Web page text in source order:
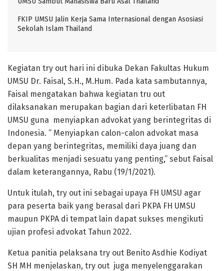
FKIP UMSU Jalin Kerja Sama Internasional dengan Asosiasi
Sekolah Islam Thailand
Kegiatan try out hari ini dibuka Dekan Fakultas Hukum
UMSU Dr. Faisal, S.H., M.Hum. Pada kata sambutannya,
Faisal mengatakan bahwa kegiatan tru out
dilaksanakan merupakan bagian dari keterlibatan FH
UMSU guna menyiapkan advokat yang berintegritas di
Indonesia. ” Menyiapkan calon-calon advokat masa
depan yang berintegritas, memiliki daya juang dan
berkualitas menjadi sesuatu yang penting,” sebut Faisal
dalam keterangannya, Rabu (19/1/2021).
Untuk itulah, try out ini sebagai upaya FH UMSU agar
para peserta baik yang berasal dari PKPA FH UMSU
maupun PKPA di tempat lain dapat sukses mengikuti
ujian profesi advokat Tahun 2022.
Ketua panitia pelaksana try out Benito Asdhie Kodiyat
SH MH menjelaskan, try out juga menyelenggarakan